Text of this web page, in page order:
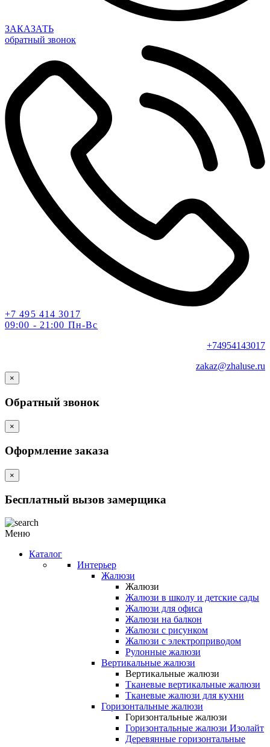
ЗАКАЗАТЬ
обратный звонок
+7 495 414 3017
09:00 - 21:00 Пн-Вс
+74954143017
zakaz@zhaluse.ru
×
Обратный звонок
×
Оформление заказа
×
Бесплатный вызов замерщика
Меню
Каталог
Интерьер
Жалюзи
Жалюзи
Жалюзи в школу и детские сады
Жалюзи для офиса
Жалюзи на балкон
Жалюзи с рисунком
Жалюзи с электроприводом
Рулонные жалюзи
Вертикальные жалюзи
Вертикальные жалюзи
Тканевые вертикальные жалюзи
Тканевые жалюзи для кухни
Горизонтальные жалюзи
Горизонтальные жалюзи
Горизонтальные жалюзи Изолайт
Деревянные горизонтальные